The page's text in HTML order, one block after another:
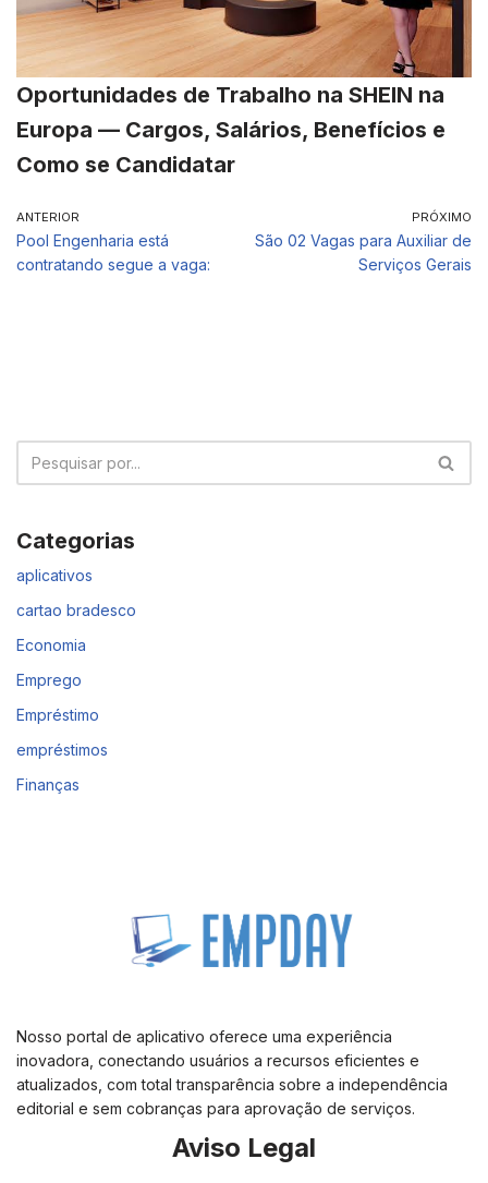
Oportunidades de Trabalho na SHEIN na
Europa — Cargos, Salários, Benefícios e
Como se Candidatar
ANTERIOR
Pool Engenharia está
contratando segue a vaga:
PRÓXIMO
São 02 Vagas para Auxiliar de
Serviços Gerais
Categorias
aplicativos
cartao bradesco
Economia
Emprego
Empréstimo
empréstimos
Finanças
Nosso portal de aplicativo oferece uma experiência
inovadora, conectando usuários a recursos eficientes e
atualizados, com total transparência sobre a independência
editorial e sem cobranças para aprovação de serviços.
Aviso Legal